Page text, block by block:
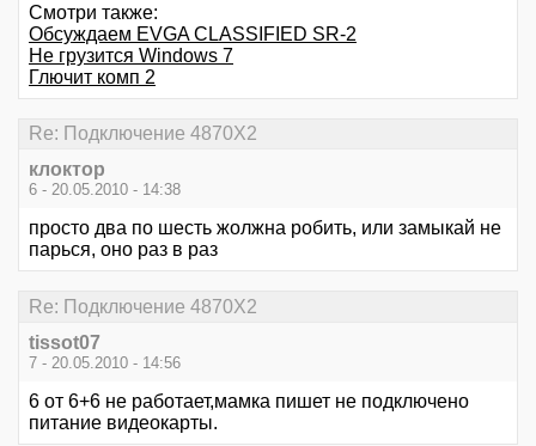
Смотри также:
Обсуждаем EVGA CLASSIFIED SR-2
Не грузится Windows 7
Глючит комп 2
Re: Подключение 4870Х2
клоктор
6 - 20.05.2010 - 14:38
просто два по шесть жолжна робить, или замыкай не
парься, оно раз в раз
Re: Подключение 4870Х2
tissot07
7 - 20.05.2010 - 14:56
6 от 6+6 не работает,мамка пишет не подключено
питание видеокарты.